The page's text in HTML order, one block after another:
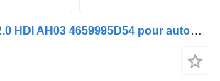
Moteur Citroen 2.0 HDI AH03 4659995D54 pour automobile Peugeot